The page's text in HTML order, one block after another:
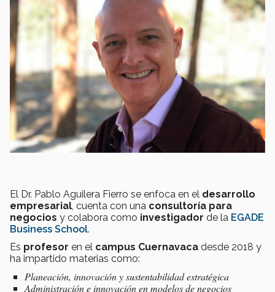
El Dr. Pablo Aguilera Fierro se enfoca en el desarrollo
empresarial, cuenta con una consultoría para
negocios y colabora como investigador de la EGADE
Business School.
Es profesor en el campus Cuernavaca desde 2018 y
ha impartido materias como:
Planeación, innovación y sustentabilidad estratégica
Administración e innovación en modelos de negocios